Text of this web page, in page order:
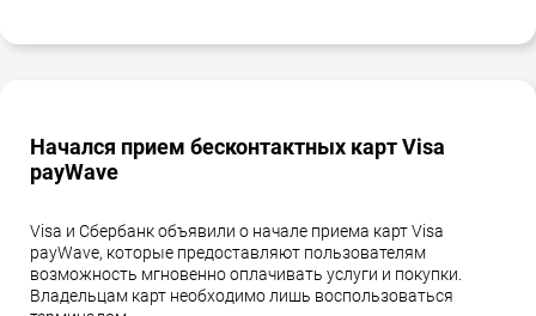
Начался прием бесконтактных карт Visa
payWave
Visa и Сбербанк объявили о начале приема карт Visa
payWave, которые предоставляют пользователям
возможность мгновенно оплачивать услуги и покупки.
Владельцам карт необходимо лишь воспользоваться